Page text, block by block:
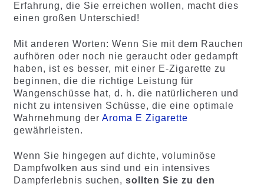
Erfahrung, die Sie erreichen wollen, macht dies
einen großen Unterschied!
Mit anderen Worten: Wenn Sie mit dem Rauchen
aufhören oder noch nie geraucht oder gedampft
haben, ist es besser, mit einer E-Zigarette zu
beginnen, die die richtige Leistung für
Wangenschüsse hat, d. h. die natürlicheren und
nicht zu intensiven Schüsse, die eine optimale
Wahrnehmung der Aroma E Zigarette
gewährleisten.
Wenn Sie hingegen auf dichte, voluminöse
Dampfwolken aus sind und ein intensives
Dampferlebnis suchen, sollten Sie zu den